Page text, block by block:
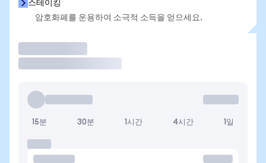
스테이킹
암호화폐를 운용하여 소극적 소득을 얻으세요.
15분 30분 1시간 4시간 1일